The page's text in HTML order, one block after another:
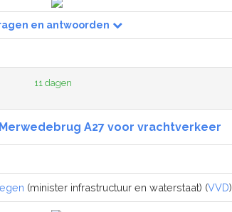
en antwoorden
11 dagen
A27 voor vrachtverkeer
(minister infrastructuur en waterstaat) (VVD)